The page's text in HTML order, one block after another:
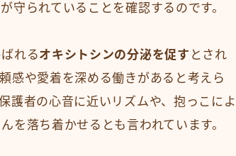
守られていることを確認するのです。
れるオキシトシンの分泌を促す とされ
感や愛着を深める働きがあると考えら
護者の心音に近いリズムや、抱っこによ
を落ち着かせるとも言われています。